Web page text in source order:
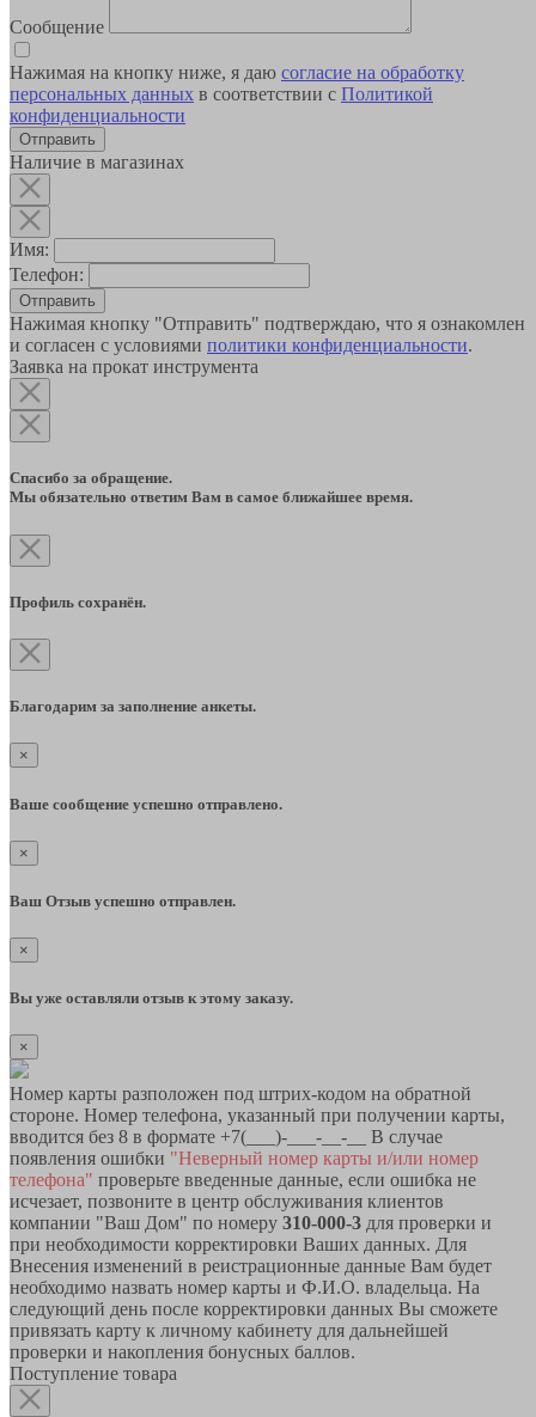
Сообщение
Нажимая на кнопку ниже, я даю согласие на обработку
персональных данных в соответствии с Политикой
конфиденциальности
Наличие в магазинах
Имя:
Телефон:
Отправить
Нажимая кнопку "Отправить" подтверждаю, что я ознакомлен
и согласен с условиями политики конфиденциальности.
Заявка на прокат инструмента
Спасибо за обращение.
Мы обязательно ответим Вам в самое ближайшее время.
Профиль сохранён.
Благодарим за заполнение анкеты.
×
Ваше сообщение успешно отправлено.
×
Ваш Отзыв успешно отправлен.
×
Вы уже оставляли отзыв к этому заказу.
×
Номер карты разположен под штрих-кодом на обратной
стороне. Номер телефона, указанный при получении карты,
вводится без 8 в формате +7(___)-___-__-__ В случае
появления ошибки "Неверный номер карты и/или номер
телефона" проверьте введенные данные, если ошибка не
исчезает, позвоните в центр обслуживания клиентов
компании "Ваш Дом" по номеру 310-000-3 для проверки и
при необходимости корректировки Ваших данных. Для
Внесения изменений в реистрационные данные Вам будет
необходимо назвать номер карты и Ф.И.О. владельца. На
следующий день после корректировки данных Вы сможете
привязать карту к личному кабинету для дальнейшей
проверки и накопления бонусных баллов.
Поступление товара